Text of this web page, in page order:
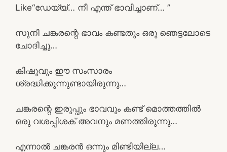
Like“ഡേയ്യ്… നീ എന്ത് ഭാവിച്ചാണ്… ”
സുനി ചങ്കരന്റെ ഭാവം കണ്ടതും ഒരു ഞെട്ടലോടെ
ചോദിച്ചു…
കിഷുവും ഈ സംസാരം
ശ്രദ്ധിക്കുന്നുണ്ടായിരുന്നു…
ചങ്കരന്റെ ഇരുപ്പും ഭാവവും കണ്ട് മൊത്തത്തിൽ
ഒരു വശപ്പിശക് അവനും മണത്തിരുന്നു…
എന്നാൽ ചങ്കരൻ ഒന്നും മിണ്ടിയില്ല…